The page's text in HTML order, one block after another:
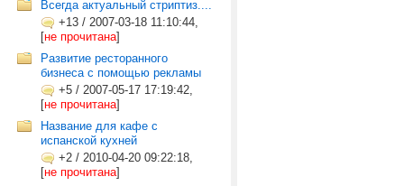
Всегда актуальный стриптиз....
+13 / 2007-03-18 11:10:44,
[не прочитана]
Развитие ресторанного
бизнеса с помощью рекламы
+5 / 2007-05-17 17:19:42,
[не прочитана]
Название для кафе с
испанской кухней
+2 / 2010-04-20 09:22:18,
[не прочитана]